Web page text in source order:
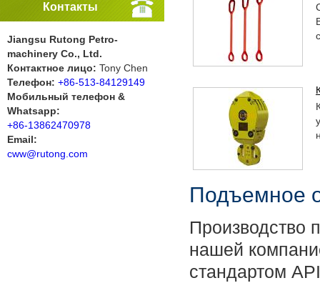
Контакты
Jiangsu Rutong Petro-
machinery Co., Ltd.
Контактное лицо: Tony Chen
Телефон: +86-513-84129149
Мобильный телефон &
Whatsapp:
+86-13862470978
Email:
cww@rutong.com
Подъемное
Производство
нашей
стандартом